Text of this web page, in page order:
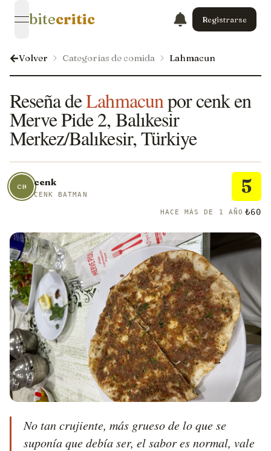
open navigation menu
bitecritic Registrarse
Volver Categorías de comida Lahmacun
Reseña deLahmacunpor cenk en
Merve Pide 2, Balıkesir
Merkez/Balıkesir, Türkiye
CB cenk
CENK BATMAN 5
HACE MÁS DE 1 AÑO ₺60
No tan crujiente, más grueso de lo que se
suponía que debía ser, el sabor es normal, vale